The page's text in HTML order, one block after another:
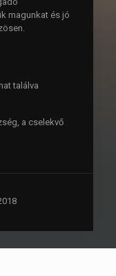
magunkat és jó
találva
a cselekvő